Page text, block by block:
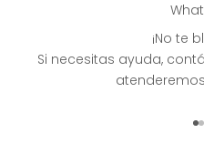
¡No te
Si necesitas ayuda,
Ir